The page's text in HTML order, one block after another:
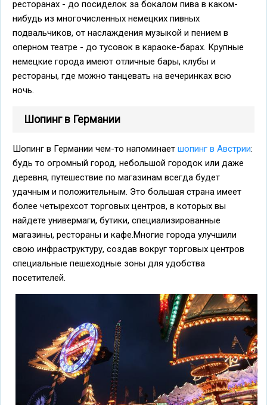
ресторанах - до посиделок за бокалом пива в каком-
нибудь из многочисленных немецких пивных
подвальчиков, от наслаждения музыкой и пением в
оперном театре - до тусовок в караоке-барах. Крупные
немецкие города имеют отличные бары, клубы и
рестораны, где можно танцевать на вечеринках всю
ночь.
Шопинг в Германии
Шопинг в Германии чем-то напоминает шопинг в Австрии:
будь то огромный город, небольшой городок или даже
деревня, путешествие по магазинам всегда будет
удачным и положительным. Это большая страна имеет
более четырехсот торговых центров, в которых вы
найдете универмаги, бутики, специализированные
магазины, рестораны и кафе.Многие города улучшили
свою инфраструктуру, создав вокруг торговых центров
специальные пешеходные зоны для удобства
посетителей.